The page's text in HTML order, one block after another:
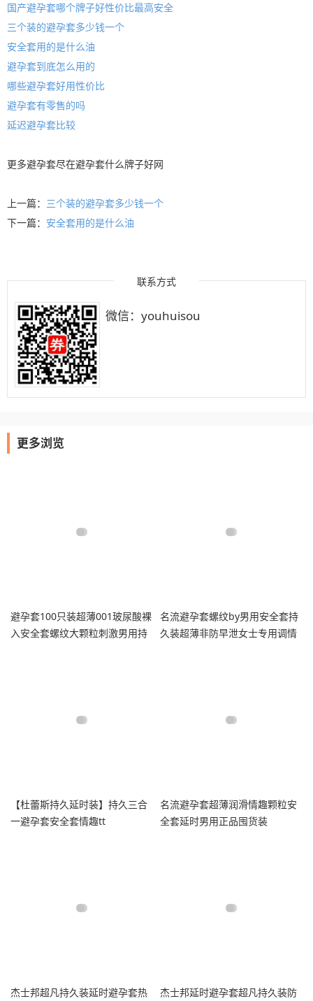
国产避孕套哪个牌子好性价比最高安全
三个装的避孕套多少钱一个
安全套用的是什么油
避孕套到底怎么用的
哪些避孕套好用性价比
避孕套有零售的吗
延迟避孕套比较
更多避孕套尽在避孕套什么牌子好网
上一篇： 三个装的避孕套多少钱一个
下一篇： 安全套用的是什么油
联系方式
微信：youhuisou
更多浏览
避孕套100只装超薄001玻尿酸裸
入安全套螺纹大颗粒刺激男用持
名流避孕套螺纹by男用安全套持
久装超薄非防早泄女士专用调情
【杜蕾斯持久延时装】持久三合
一避孕套安全套情趣tt
名流避孕套超薄润滑情趣颗粒安
全套延时男用正品囤货装
杰士邦超凡持久装延时避孕套热 杰士邦延时避孕套超凡持久装防